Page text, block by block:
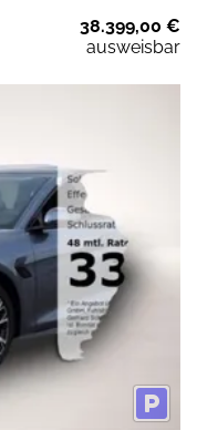
38.399,00 €
ausweisbar